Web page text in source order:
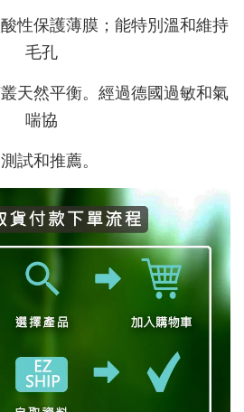
性保護薄膜；能特別溫和維持
毛孔
天然平衡。經過德國過敏和氣
喘協
試和推薦。